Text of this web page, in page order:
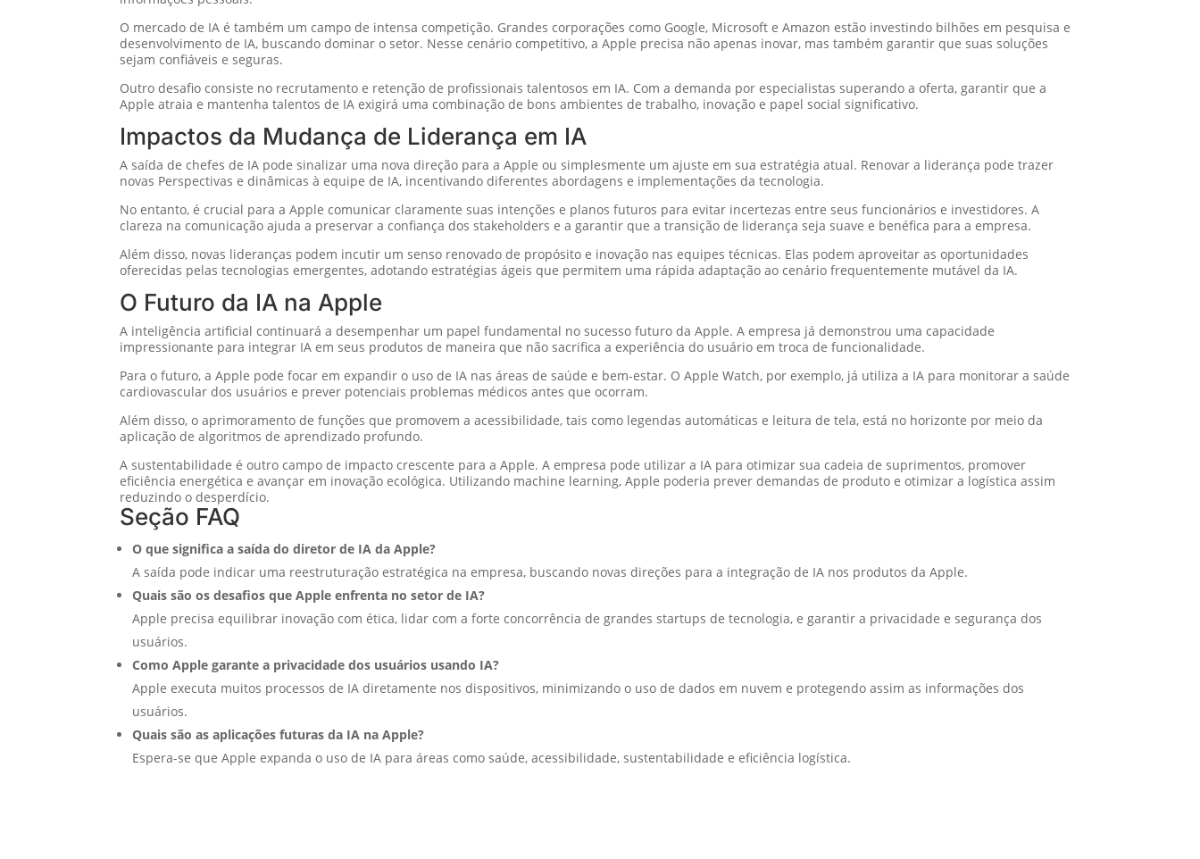
O mercado de IA é também um campo de intensa competição. Grandes corporações como Google, Microsoft e Amazon estão investindo bilhões em pesquisa e
desenvolvimento de IA, buscando dominar o setor. Nesse cenário competitivo, a Apple precisa não apenas inovar, mas também garantir que suas soluções
sejam confiáveis e seguras.
Outro desafio consiste no recrutamento e retenção de profissionais talentosos em IA. Com a demanda por especialistas superando a oferta, garantir que a
Apple atraia e mantenha talentos de IA exigirá uma combinação de bons ambientes de trabalho, inovação e papel social significativo.
Impactos da Mudança de Liderança em IA
A saída de chefes de IA pode sinalizar uma nova direção para a Apple ou simplesmente um ajuste em sua estratégia atual. Renovar a liderança pode trazer
novas Perspectivas e dinâmicas à equipe de IA, incentivando diferentes abordagens e implementações da tecnologia.
No entanto, é crucial para a Apple comunicar claramente suas intenções e planos futuros para evitar incertezas entre seus funcionários e investidores. A
clareza na comunicação ajuda a preservar a confiança dos stakeholders e a garantir que a transição de liderança seja suave e benéfica para a empresa.
Além disso, novas lideranças podem incutir um senso renovado de propósito e inovação nas equipes técnicas. Elas podem aproveitar as oportunidades
oferecidas pelas tecnologias emergentes, adotando estratégias ágeis que permitem uma rápida adaptação ao cenário frequentemente mutável da IA.
O Futuro da IA na Apple
A inteligência artificial continuará a desempenhar um papel fundamental no sucesso futuro da Apple. A empresa já demonstrou uma capacidade
impressionante para integrar IA em seus produtos de maneira que não sacrifica a experiência do usuário em troca de funcionalidade.
Para o futuro, a Apple pode focar em expandir o uso de IA nas áreas de saúde e bem-estar. O Apple Watch, por exemplo, já utiliza a IA para monitorar a saúde
cardiovascular dos usuários e prever potenciais problemas médicos antes que ocorram.
Além disso, o aprimoramento de funções que promovem a acessibilidade, tais como legendas automáticas e leitura de tela, está no horizonte por meio da
aplicação de algoritmos de aprendizado profundo.
A sustentabilidade é outro campo de impacto crescente para a Apple. A empresa pode utilizar a IA para otimizar sua cadeia de suprimentos, promover
eficiência energética e avançar em inovação ecológica. Utilizando machine learning, Apple poderia prever demandas de produto e otimizar a logística assim
reduzindo o desperdício.
Seção FAQ
O que significa a saída do diretor de IA da Apple?
A saída pode indicar uma reestruturação estratégica na empresa, buscando novas direções para a integração de IA nos produtos da Apple.
Quais são os desafios que Apple enfrenta no setor de IA?
Apple precisa equilibrar inovação com ética, lidar com a forte concorrência de grandes startups de tecnologia, e garantir a privacidade e segurança dos
usuários.
Como Apple garante a privacidade dos usuários usando IA?
Apple executa muitos processos de IA diretamente nos dispositivos, minimizando o uso de dados em nuvem e protegendo assim as informações dos
usuários.
Quais são as aplicações futuras da IA na Apple?
Espera-se que Apple expanda o uso de IA para áreas como saúde, acessibilidade, sustentabilidade e eficiência logística.